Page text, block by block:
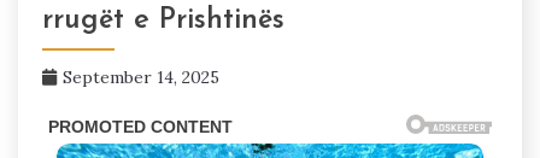
rrugët e Prishtinës
September 14, 2025